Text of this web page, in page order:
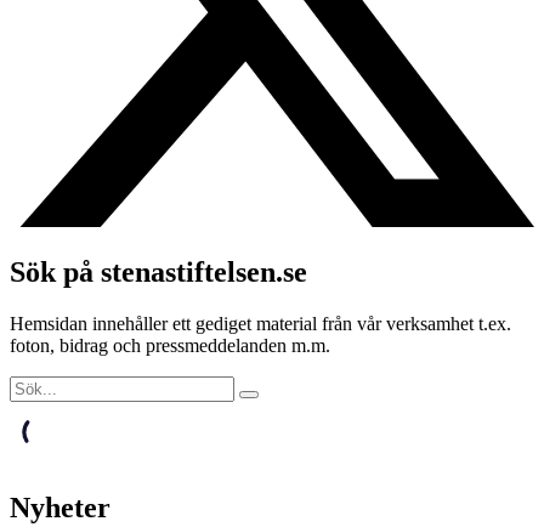
Sök på stenastiftelsen.se
Hemsidan innehåller ett gediget material från vår verksamhet t.ex.
foton, bidrag och pressmeddelanden m.m.
Nyheter